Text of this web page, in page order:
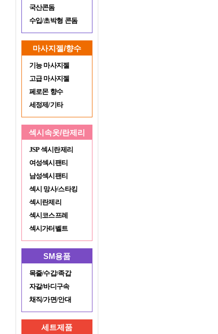
국산콘돔
수입/초박형 콘돔
마사지젤/향수
기능 마사지젤
고급 마사지젤
페로몬 향수
세정제/기타
섹시속옷/란제리
JSP 섹시란제리
여성섹시팬티
남성섹시팬티
섹시 망사/스타킹
섹시란제리
섹시코스프레
섹시가터벨트
SM용품
목줄/수갑/족갑
자갈/바디구속
채직/가면/안대
세트제품